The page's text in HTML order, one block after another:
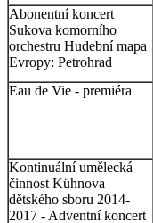
Abonentní koncert
Sukova komorního
orchestru Hudební mapa
Evropy: Petrohrad
Eau de Vie - premiéra
Kontinuální umělecká
činnost Kühnova
dětského sboru 2014-
2017 - Adventní koncert